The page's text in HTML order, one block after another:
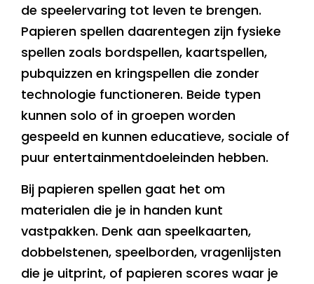
de speelervaring tot leven te brengen.
Papieren spellen daarentegen zijn fysieke
spellen zoals bordspellen, kaartspellen,
pubquizzen en kringspellen die zonder
technologie functioneren. Beide typen
kunnen solo of in groepen worden
gespeeld en kunnen educatieve, sociale of
puur entertainmentdoeleinden hebben.
Bij papieren spellen gaat het om
materialen die je in handen kunt
vastpakken. Denk aan speelkaarten,
dobbelstenen, speelborden, vragenlijsten
die je uitprint, of papieren scores waar je